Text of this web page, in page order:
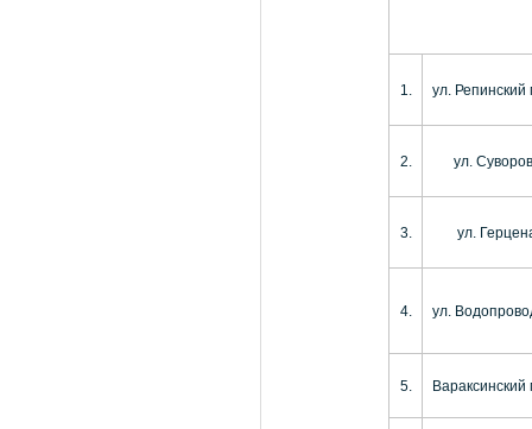
1. ул. Репинский
2. ул.
3. ул.
4. ул.
5. Вараксинский